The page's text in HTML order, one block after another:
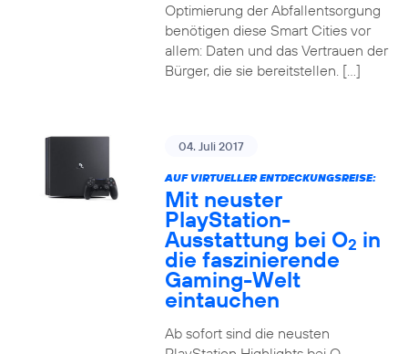
Optimierung der Abfallentsorgung
benötigen diese Smart Cities vor
allem: Daten und das Vertrauen der
Bürger, die sie bereitstellen. […]
04. Juli 2017
AUF VIRTUELLER ENTDECKUNGSREISE:
Mit neuster
PlayStation-
Ausstattung bei O2 in
die faszinierende
Gaming-Welt
eintauchen
Ab sofort sind die neusten